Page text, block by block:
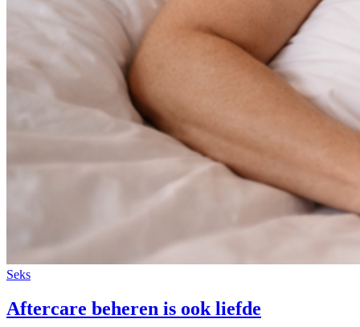
Seks
Aftercare beheren is ook liefde